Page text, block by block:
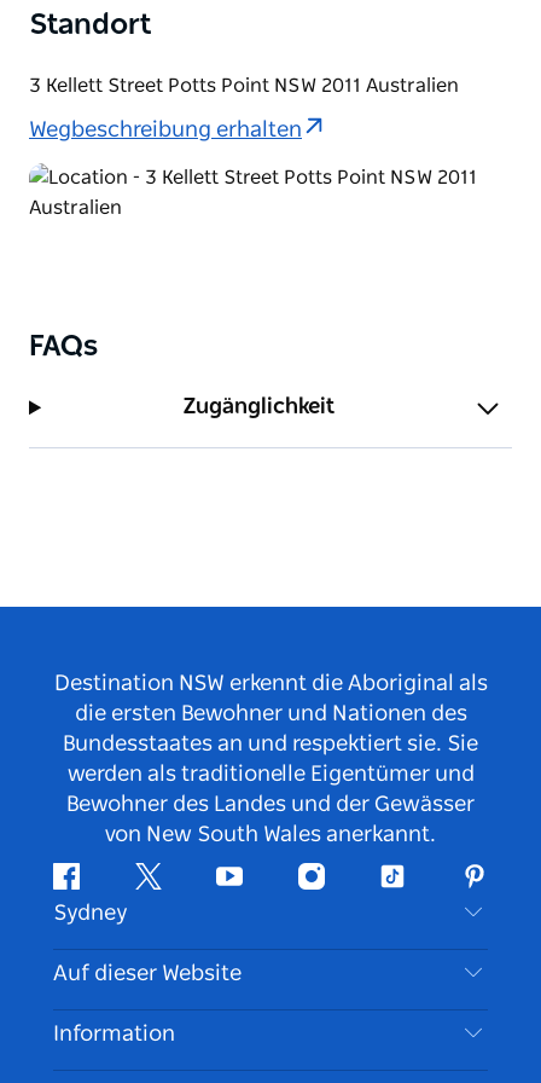
kurvigen Bauhaus-Bar speisen.
paar Teller und haben Sie Spaß.
Standort
3 Kellett Street Potts Point NSW 2011 Australien
Wegbeschreibung erhalten
FAQs
Zugänglichkeit
Destination NSW erkennt die Aboriginal als
die ersten Bewohner und Nationen des
Bundesstaates an und respektiert sie. Sie
werden als traditionelle Eigentümer und
Bewohner des Landes und der Gewässer
von New South Wales anerkannt.
FacebookTwitter YouTubeInstagramTikTok
Sydney
Kontaktieren Sie uns
Haftungsausschluss
Auf dieser Website
Reiseziele
Aktivitäten
Information